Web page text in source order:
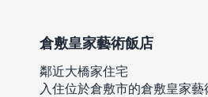
倉敷皇家藝術飯店
鄰近大橋家住宅
入住位於倉敷市的倉敷皇家